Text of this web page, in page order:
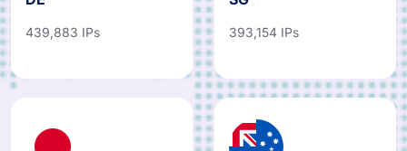
DE
Singapour
SG